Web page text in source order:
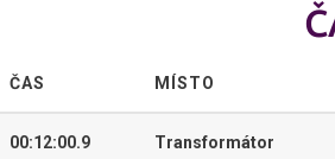
ČAS MÍSTO
00:12:00.9 Transformátor